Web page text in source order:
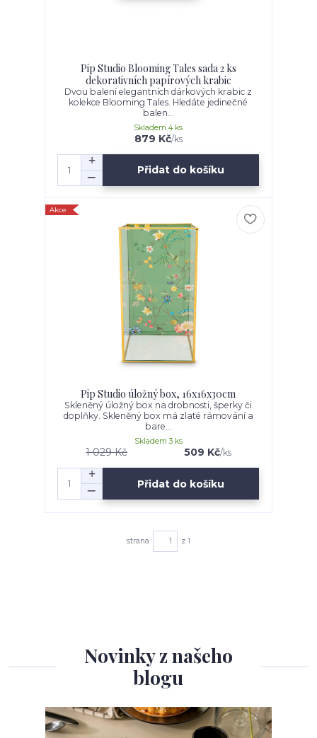
Pip Studio Blooming Tales sada 2 ks
dekorativních papírových krabic
Dvou balení elegantních dárkových krabic z
kolekce Blooming Tales. Hledáte jedinečné
balen...
879 Kč/ks
Skladem 4 ks
Přidat do košíku
Akce
Pip Studio úložný box, 16x16x30cm
Skleněný úložný box na drobnosti, šperky či
doplňky. Skleněný box má zlaté rámování a
bare...
1 029 Kč 509 Kč/ks
Skladem 3 ks
Přidat do košíku
strana z 1
Novinky z našeho
blogu